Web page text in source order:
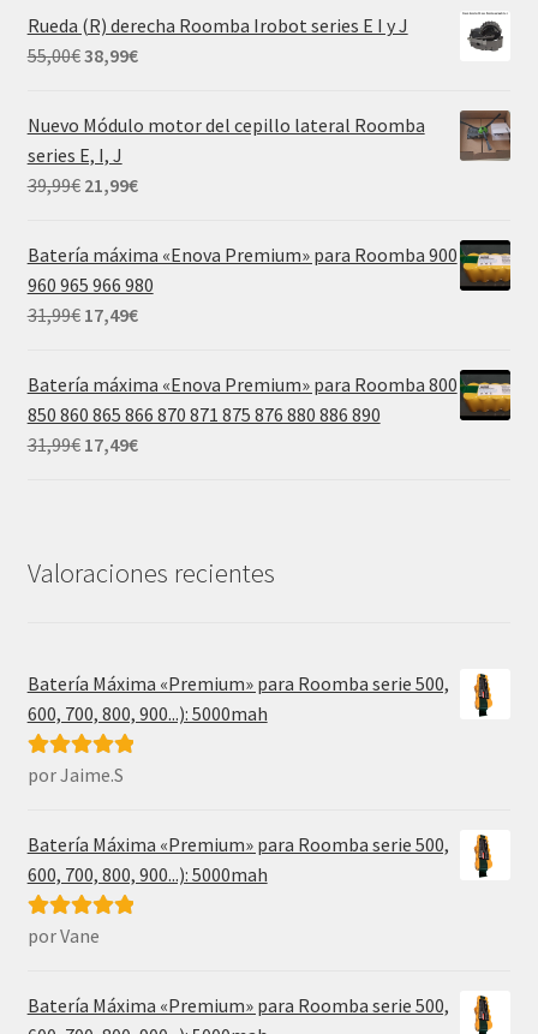
original
era:
55,00€.
actual
Rueda (R) derecha Roomba Irobot series E I y J
55,00€ El
original
era:
55,00€.
38,99€El
Nuevo Módulo motor del cepillo lateral Roomba
series E, I, J
39,99€ El
original
era:
21,99€El
actual
es:
Batería máxima «Enova Premium» para Roomba 900
960 965 966 980
31,99€ El
original
era:
17,49€El
actual
es:
Batería máxima «Enova Premium» para Roomba 800
850 860 865 866 870 871 875 876 880 886 890
31,99€ El
31,99€.
17,49€El
Valoraciones recientes
Batería Máxima «Premium» para Roomba serie 500,
600, 700, 800, 900...): 5000mah
Valorado con
por Jaime.S
Batería Máxima «Premium» para Roomba serie 500,
600, 700, 800, 900...): 5000mah
Valorado con
por Vane
Batería Máxima «Premium» para Roomba serie 500,